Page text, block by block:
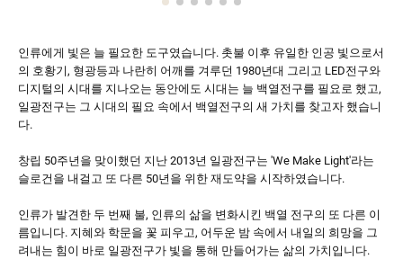
인류에게 빛은 늘 필요한 도구였습니다. 촛불 이후 유일한 인공 빛으로서
의 호황기, 형광등과 나란히 어깨를 겨루던 1980년대 그리고 LED전구와
디지털의 시대를 지나오는 동안에도 시대는 늘 백열전구를 필요로 했고,
일광전구는 그 시대의 필요 속에서 백열전구의 새 가치를 찾고자 했습니
다.
창립 50주년을 맞이했던 지난 2013년 일광전구는 'We Make Light'라는
슬로건을 내걸고 또 다른 50년을 위한 재도약을 시작하였습니다.
인류가 발견한 두 번째 불, 인류의 삶을 변화시킨 백열 전구의 또 다른 이
름입니다. 지혜와 학문을 꽃 피우고, 어두운 밤 속에서 내일의 희망을 그
려내는 힘이 바로 일광전구가 빛을 통해 만들어가는 삶의 가치입니다.